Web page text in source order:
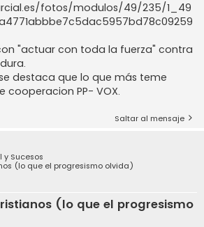
fotos/modulos/49/235/1_49
"actuar con toda la fuerza" contra
destaca que lo que más teme
cooperacion PP- VOX.
Saltar al mensaje
Sucesos
(lo que el progresismo olvida)
(lo que el progresismo